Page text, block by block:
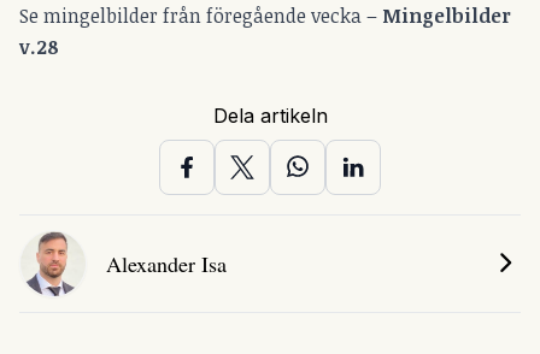
Se mingelbilder från föregående vecka – Mingelbilder
v.28
Dela artikeln
Alexander Isa